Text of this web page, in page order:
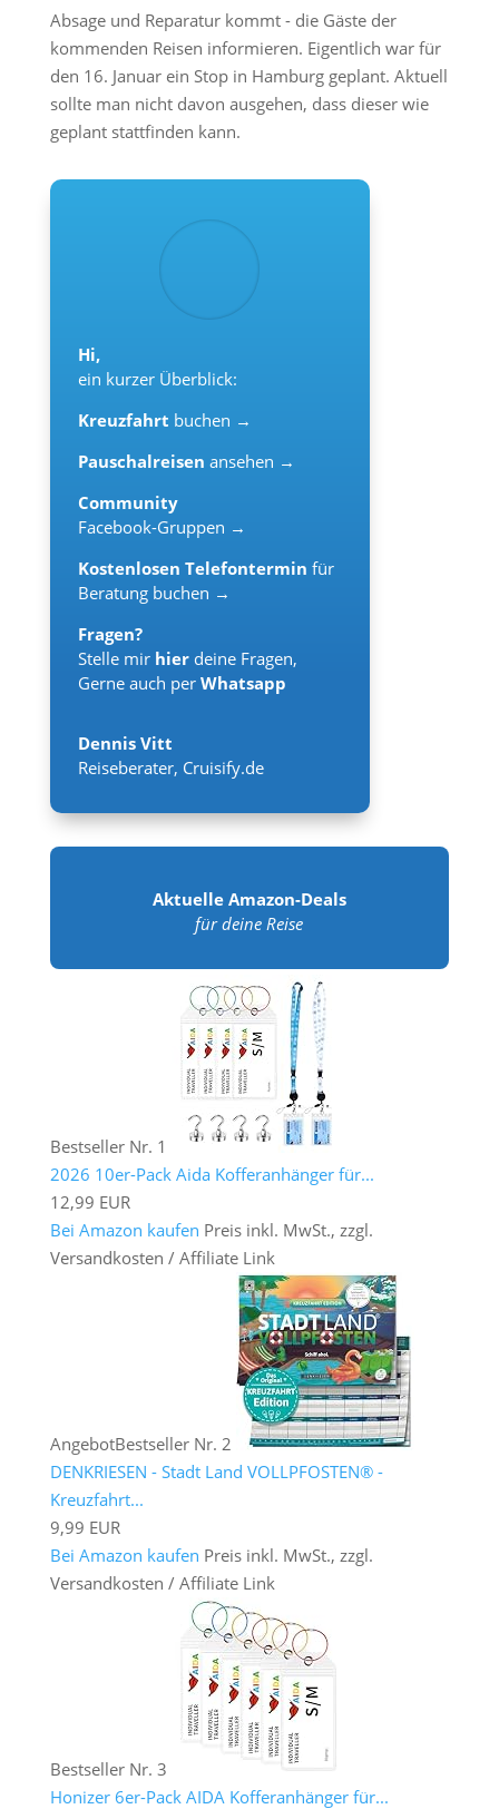
Absage und Reparatur kommt - die Gäste der
kommenden Reisen informieren. Eigentlich war für
den 16. Januar ein Stop in Hamburg geplant. Aktuell
sollte man nicht davon ausgehen, dass dieser wie
geplant stattfinden kann.
Hi,
ein kurzer Überblick:
Kreuzfahrt buchen →
Pauschalreisen ansehen →
Community
Facebook-Gruppen →
Kostenlosen Telefontermin für
Beratung buchen →
Fragen?
Stelle mir hier deine Fragen,
Gerne auch per Whatsapp
Dennis Vitt
Reiseberater, Cruisify.de
Aktuelle Amazon-Deals
für deine Reise
Bestseller Nr. 1
2026 10er-Pack Aida Kofferanhänger für...
12,99 EUR
Bei Amazon kaufen Preis inkl. MwSt., zzgl.
Versandkosten / Affiliate Link
AngebotBestseller Nr. 2
DENKRIESEN - Stadt Land VOLLPFOSTEN® -
Kreuzfahrt...
9,99 EUR
Bei Amazon kaufen Preis inkl. MwSt., zzgl.
Versandkosten / Affiliate Link
Bestseller Nr. 3
Honizer 6er-Pack AIDA Kofferanhänger für...